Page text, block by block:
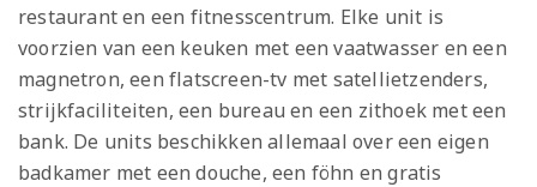
restaurant en een fitnesscentrum. Elke unit is
voorzien van een keuken met een vaatwasser en een
magnetron, een flatscreen-tv met satellietzenders,
strijkfaciliteiten, een bureau en een zithoek met een
bank. De units beschikken allemaal over een eigen
badkamer met een douche, een föhn en gratis